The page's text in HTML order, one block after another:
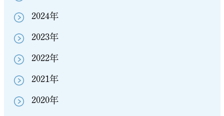
2024年
2023年
2022年
2021年
2020年